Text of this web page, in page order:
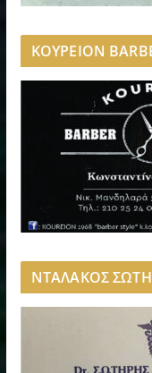
ΚΟΥΡΕΙΟΝ
ΝΤΑΛΑΚΟΣ